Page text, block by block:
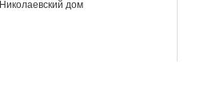
Николаевский дом